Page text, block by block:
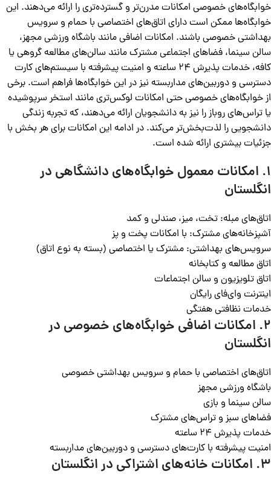
خوابگاه‌های خصوصی امکانات مدرن‌تر و گسترده‌تری را ارائه می‌دهند. این
خوابگاه‌ها ممکن است دارای اتاق‌های اختصاصی با حمام و سرویس
بهداشتی خصوصی باشند. امکانات اضافی مانند باشگاه ورزشی مجهز،
سالن سینما، فضاهای اجتماعی مشترک مانند سالن‌های مطالعه گروهی یا
کافه، خدمات پذیرش ۲۴ ساعته و امنیت پیشرفته با سیستم‌های کارت
دسترسی و دوربین‌های مداربسته نیز در این خوابگاه‌ها فراهم است. برخی
از خوابگاه‌های خصوصی حتی امکانات لوکس‌تری مانند استخر سرپوشیده
یا تراس‌های روباز را نیز به دانشجویان ارائه می‌دهند، که تجربه زندگی
دانشجویی را لذت‌بخش‌تر می‌کند. در ادامه این امکانات برای هر بخش با
جزئیات بیشتری ارائه شده است.
۱. امکانات معمول خوابگاه‌های دانشگاهی در
انگلستان
اتاق‌های مبله: تخت، میز، صندلی و کمد
آشپزخانه‌های مشترک: با امکانات پخت و پز
سرویس‌های بهداشتی: مشترک یا اختصاصی (بسته به نوع اتاق)
اتاق مطالعه و کتابخانه
اتاق تلویزیون و سالن اجتماعات
اینترنت وای‌فای رایگان
خدمات نظافتی هفتگی
۲. امکانات اضافی خوابگاه‌های خصوصی در
انگلستان
اتاق‌های اختصاصی با حمام و سرویس بهداشتی خصوصی
باشگاه ورزشی مجهز
سالن سینما و بازی
فضاهای سبز و تراس‌های مشترک
خدمات پذیرش ۲۴ ساعته
امنیت پیشرفته با کارت‌های دسترسی و دوربین‌های مداربسته
۳. امکانات خانه‌های اشتراکی در انگلستان